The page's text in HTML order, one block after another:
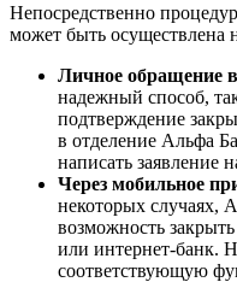
Непосредственно
может быть осуществлена
Личное обращение
надежный способ,
подтверждение
в отделение Альфа
написать заявление
Через мобильное
некоторых случаях,
возможность
или интернет-банк.
соответствующую